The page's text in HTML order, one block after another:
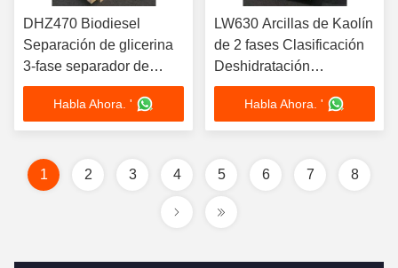
DHZ470 Biodiesel
Separación de glicerina
3-fase separador de
aceite de disco pistón
deslizante descarga
automática 37KW motor
Habla Ahora. '
LW630 Arcillas de Kaolín
de 2 fases Clasificación
Deshidratación
Decantador Separador
de centrifugadoras
Cerámica resistente al
Habla Ahora. '
1 2 3 4 5 6 7 8